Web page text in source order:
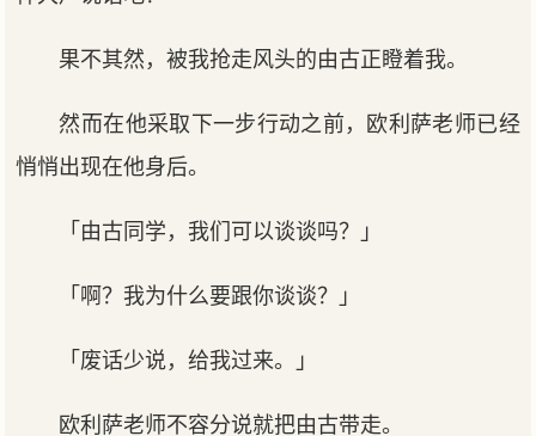
果不其然，被我抢走风头的由古正瞪着我。
然而在他采取下一步行动之前，欧利萨老师已经
悄悄出现在他身后。
「由古同学，我们可以谈谈吗？」
「啊？我为什么要跟你谈谈？」
「废话少说，给我过来。」
欧利萨老师不容分说就把由古带走。